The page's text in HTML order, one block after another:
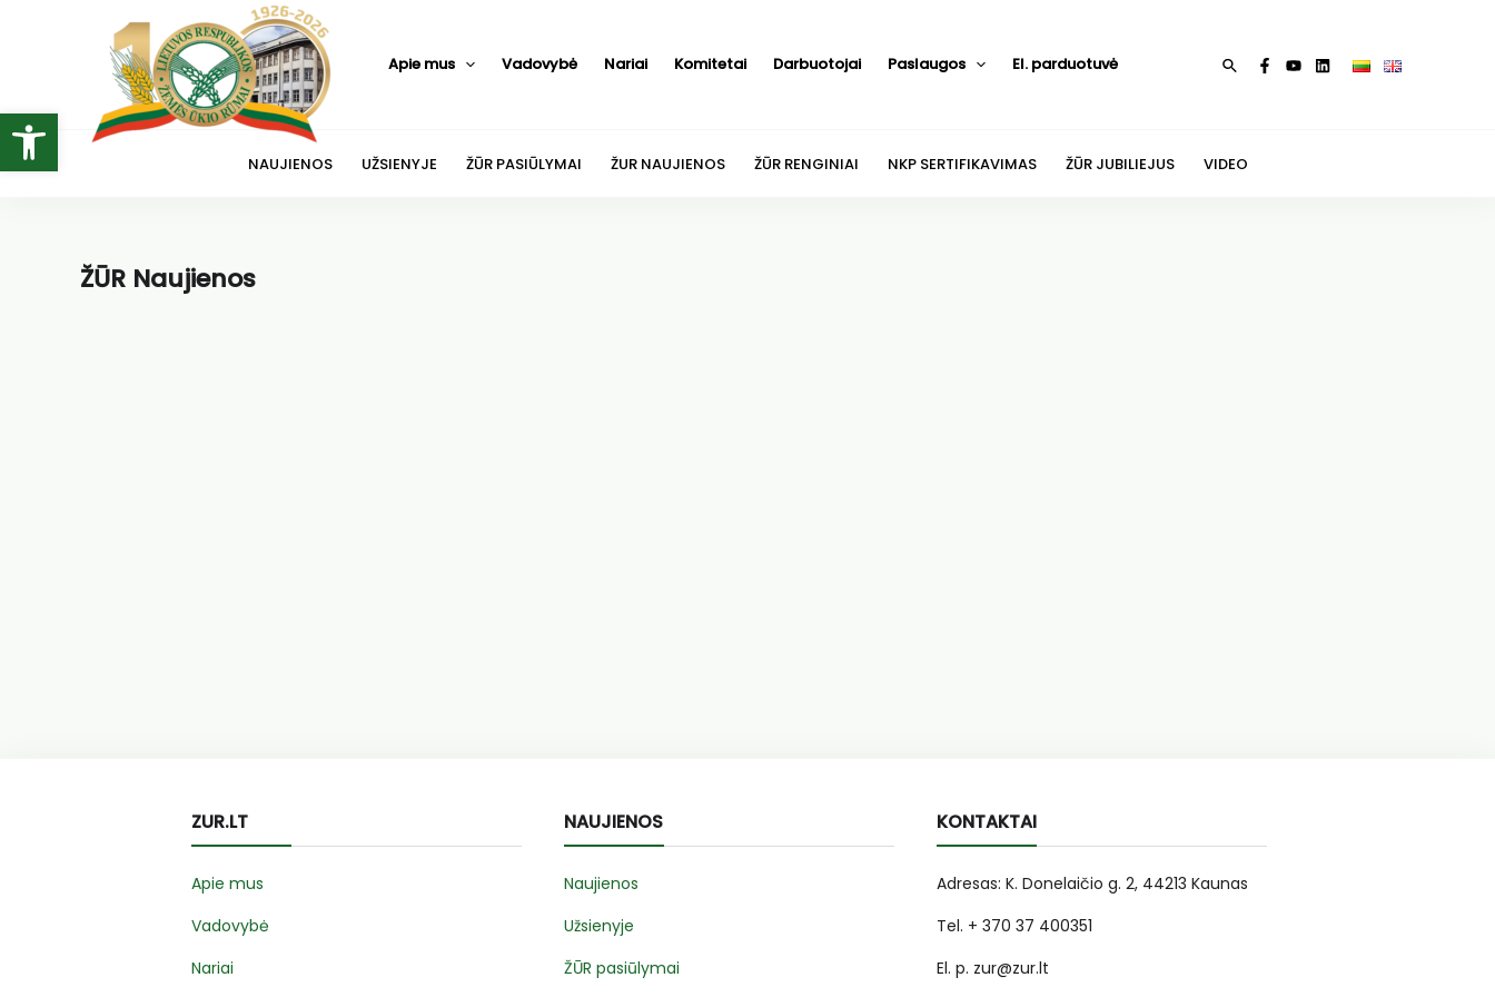
Open toolbar
Apie mus Vadovybė Nariai Komitetai Darbuotojai Paslaugos El. parduotuvė Paieška
NAUJIENOS UŽSIENYJE ŽŪR PASIŪLYMAI ŽUR NAUJIENOS ŽŪR RENGINIAI NKP SERTIFIKAVIMAS ŽŪR JUBILIEJUS VIDEO
ŽŪR Naujienos
ZUR.LT
Apie mus
Vadovybė
Nariai
NAUJIENOS
Naujienos
Užsienyje
ŽŪR pasiūlymai
KONTAKTAI
Adresas: K. Donelaičio g. 2, 44213 Kaunas
Tel. + 370 37 400351
El. p. zur@zur.lt